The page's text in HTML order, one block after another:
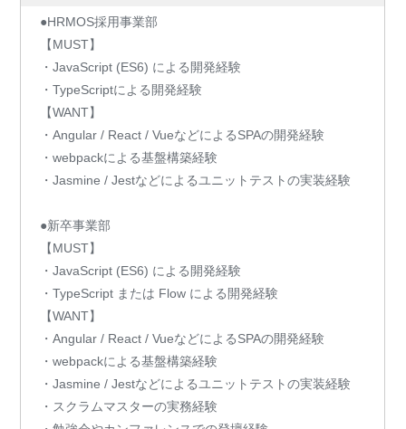
●HRMOS採用事業部
【MUST】
・JavaScript (ES6) による開発経験
・TypeScriptによる開発経験
【WANT】
・Angular / React / VueなどによるSPAの開発経験
・webpackによる基盤構築経験
・Jasmine / Jestなどによるユニットテストの実装経験
●新卒事業部
【MUST】
・JavaScript (ES6) による開発経験
・TypeScript または Flow による開発経験
【WANT】
・Angular / React / VueなどによるSPAの開発経験
・webpackによる基盤構築経験
・Jasmine / Jestなどによるユニットテストの実装経験
・スクラムマスターの実務経験